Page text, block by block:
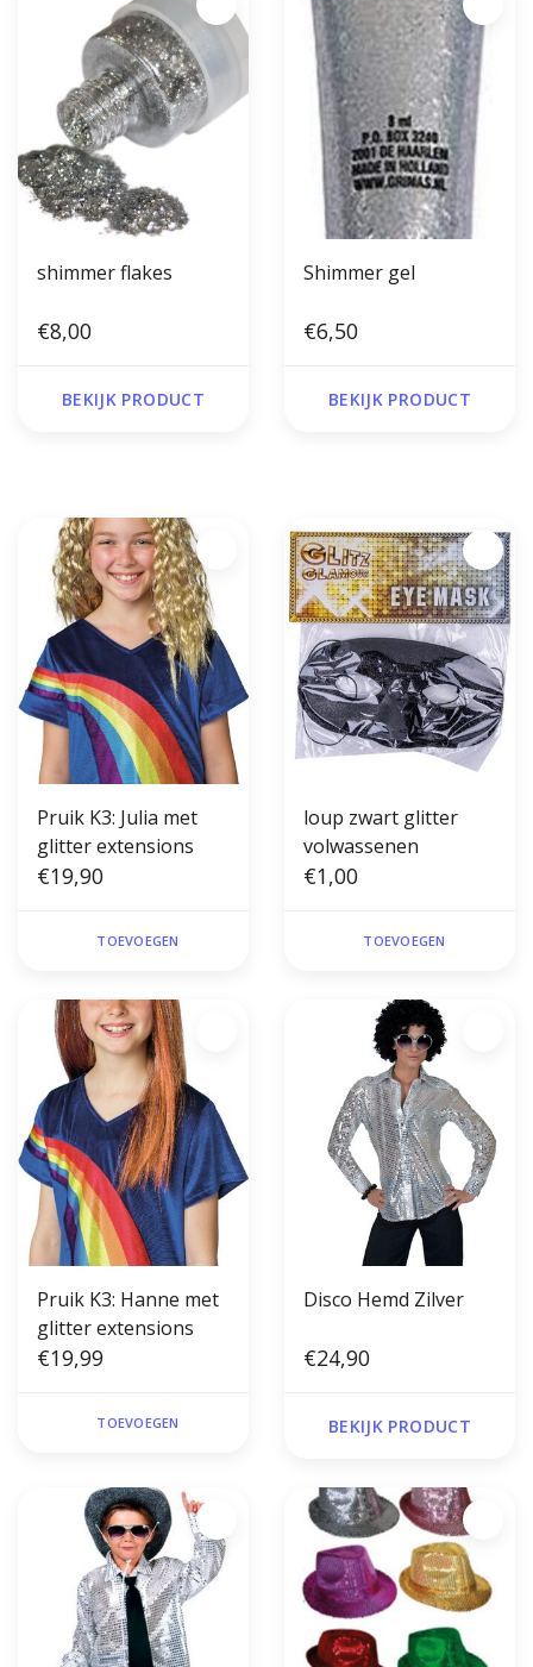
shimmer flakes
€8,00
BEKIJK PRODUCT
Shimmer gel
€6,50
BEKIJK PRODUCT
Pruik K3: Julia met
glitter extensions
€19,90
TOEVOEGEN
loup zwart glitter
volwassenen
€1,00
TOEVOEGEN
Pruik K3: Hanne met
glitter extensions
€19,99
TOEVOEGEN
Disco Hemd Zilver
€24,90
BEKIJK PRODUCT